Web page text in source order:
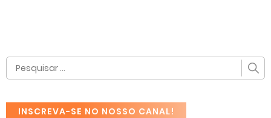
INSCREVA-SE NO NOSSO CANAL!